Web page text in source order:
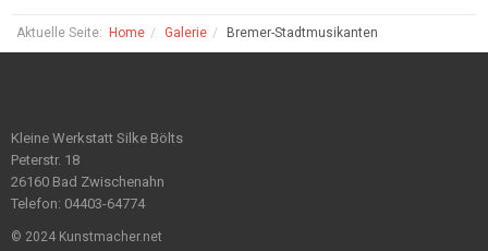
Aktuelle Seite: Home Galerie Bremer-Stadtmusikanten
Kleine Werkstatt Silke Bölts
Peterstr. 18
26160 Bad Zwischenahn
Telefon: 04403-64774
© 2024 Kunstmacher.net